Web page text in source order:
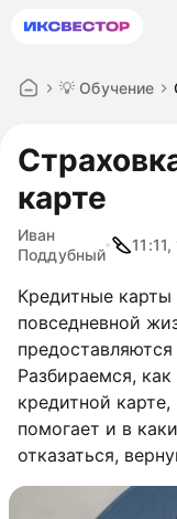
Акция:
💡 Обучение
карте
Иван
Поддубный
Кредитные
повседневной
Разбираемся,
кредитной
помогает и в
отказаться,